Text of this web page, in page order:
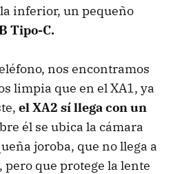
inferior, un pequeño
Tipo-C.
nos encontramos
limpia que en el XA1, ya
el XA2 sí llega con un
él se ubica la cámara
joroba, que no llega a
que protege la lente